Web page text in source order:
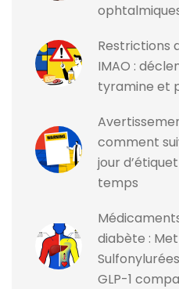
Restrictions
IMAO :
tyramine et
comment
jour
temps
diabète :
GLP-1